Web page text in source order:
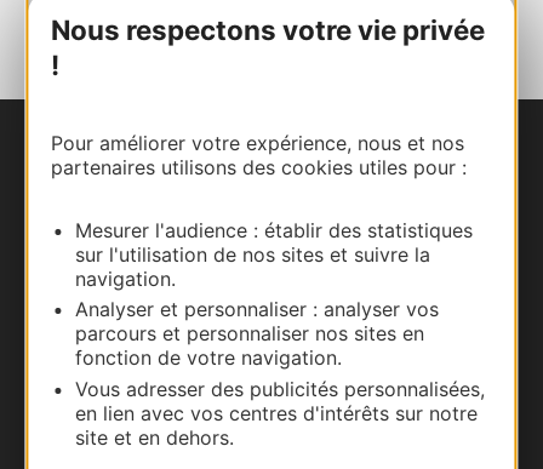
Nous respectons votre vie privée
!
Pour améliorer votre expérience, nous et nos
partenaires utilisons des cookies utiles pour :
Mesurer l'audience : établir des statistiques
sur l'utilisation de nos sites et suivre la
navigation.
Analyser et personnaliser : analyser vos
parcours et personnaliser nos sites en
fonction de votre navigation.
Vous adresser des publicités personnalisées,
en lien avec vos centres d'intérêts sur notre
site et en dehors.
Nous contacter
Carte interactive
Documentation